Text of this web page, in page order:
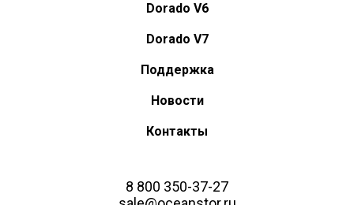
Dorado V6
Dorado V7
Поддержка
Новости
Контакты
8 800 350-37-27